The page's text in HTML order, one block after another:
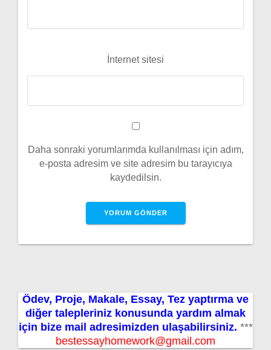
İnternet sitesi
Daha sonraki yorumlarımda kullanılması için adım,
e-posta adresim ve site adresim bu tarayıcıya
kaydedilsin.
Ödev, Proje, Makale, Essay, Tez yaptırma ve
diğer talepleriniz konusunda yardım almak
için bize mail adresimizden ulaşabilirsiniz. ***
bestessayhomework@gmail.com